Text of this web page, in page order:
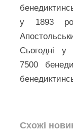
у 1893
Сьогодні у
7500
Схожі